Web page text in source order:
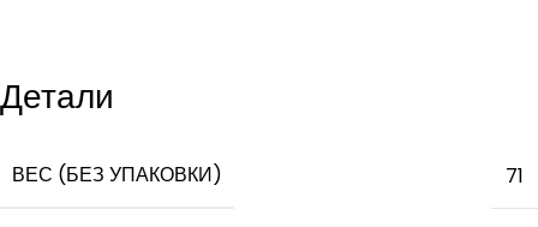
Детали
ВЕС (БЕЗ УПАКОВКИ) 71